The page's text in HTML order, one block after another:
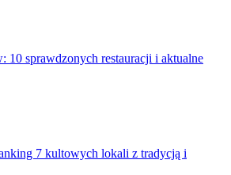
10 sprawdzonych restauracji i aktualne
7 kultowych lokali z tradycją i